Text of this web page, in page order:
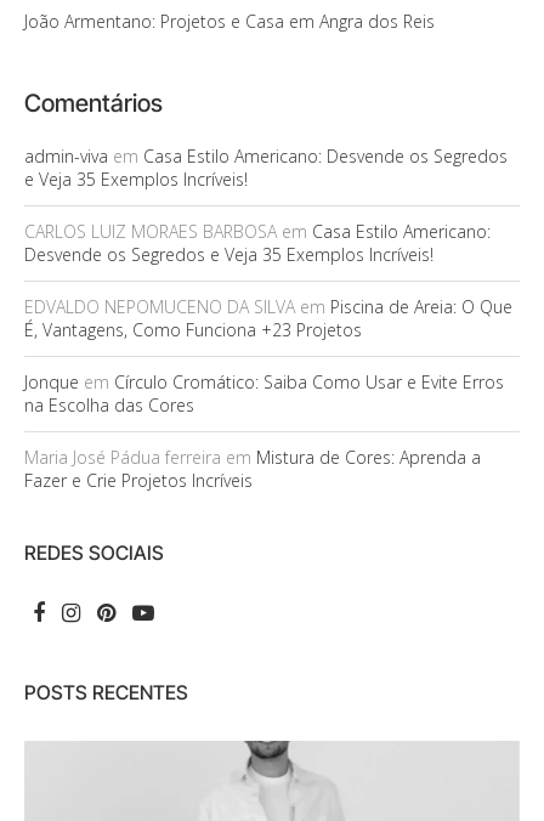
João Armentano: Projetos e Casa em Angra dos Reis
Comentários
admin-viva em Casa Estilo Americano: Desvende os Segredos
e Veja 35 Exemplos Incríveis!
CARLOS LUIZ MORAES BARBOSAem Casa Estilo Americano:
Desvende os Segredos e Veja 35 Exemplos Incríveis!
EDVALDO NEPOMUCENO DA SILVAem Piscina de Areia: O Que
É, Vantagens, Como Funciona +23 Projetos
Jonque em Círculo Cromático: Saiba Como Usar e Evite Erros
na Escolha das Cores
Maria José Pádua ferreira em Mistura de Cores: Aprenda a
Fazer e Crie Projetos Incríveis
REDES SOCIAIS
POSTS RECENTES